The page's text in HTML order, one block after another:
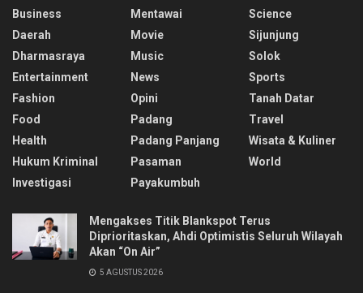
Business
Daerah
Dharmasraya
Entertainment
Fashion
Food
Health
Hukum Kriminal
Investigasi
Mentawai
Movie
Music
News
Opini
Padang
Padang Panjang
Pasaman
Payakumbuh
Science
Sijunjung
Solok
Sports
Tanah Datar
Travel
Wisata & Kuliner
World
Mengakses Titik Blankspot Terus
Diprioritaskan, Ahdi Optimistis Seluruh Wilayah
Akan “On Air”
5 AGUSTUS 2026